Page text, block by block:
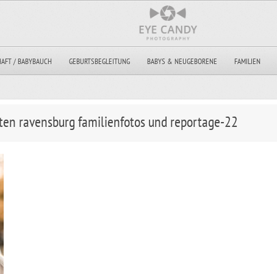
/ BABYBAUCH GEBURTSBEGLEITUNG BABYS & NEUGEBORENE FAMILIEN
ravensburg familienfotos und reportage-22